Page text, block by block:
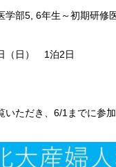
部5, 6年生～初期研修
（日） 1泊2日
ただき、6/1までに参